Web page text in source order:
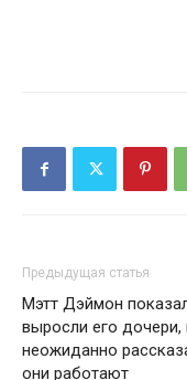
Предыдущая статья
Мэтт Дэймон
выросли его дочери,
неожиданно
они работают